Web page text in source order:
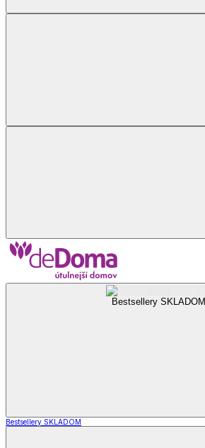
Bestsellery SKLADOM
Bestsellery SKLADOM